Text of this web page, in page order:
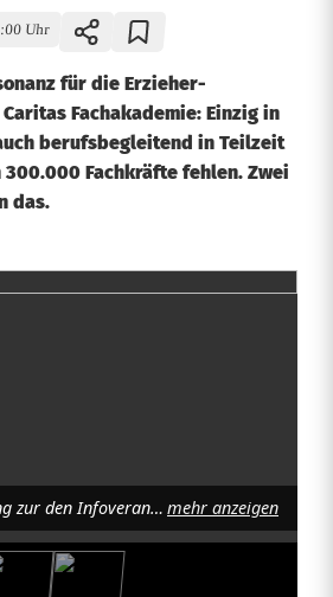
Uhr
für die Erzieher-
Fachakademie: Einzig in
berufsbegleitend in Teilzeit
300.000 Fachkräfte fehlen. Zwei
das.
Die Wegbeschreibung zur den Infoveranstaltungen in der Caritas FakS Weiden führte rund 40 Interessierte sicher zum Ziel Foto: Hans-Christian Wagner mehr anzeigen